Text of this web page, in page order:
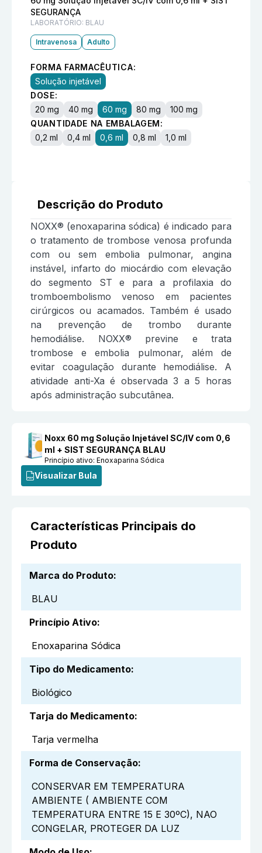
SEGURANÇA
LABORATÓRIO: BLAU
Intravenosa Adulto
FORMA FARMACÊUTICA:
Solução injetável
DOSE:
20 mg
40 mg 60 mg 80 mg
100 mg
QUANTIDADE NA EMBALAGEM:
0,2 ml
0,4 ml 0,6 ml 0,8 ml 1,0 ml
Descrição do Produto
NOXX® (enoxaparina sódica) é indicado para
o tratamento de trombose venosa profunda
com ou sem embolia pulmonar, angina
instável, infarto do miocárdio com elevação
do segmento ST e para a profilaxia do
tromboembolismo venoso em pacientes
cirúrgicos ou acamados. Também é usado
na prevenção de trombo durante
hemodiálise. NOXX® previne e trata
trombose e embolia pulmonar, além de
evitar coagulação durante hemodiálise. A
atividade anti-Xa é observada 3 a 5 horas
após administração subcutânea.
Noxx 60 mg Solução Injetável SC/IV com 0,6
ml + SIST SEGURANÇA BLAU
Princípio ativo:Enoxaparina Sódica
Visualizar Bula
Características Principais do
Produto
Marca do Produto:
BLAU
Princípio Ativo:
Enoxaparina Sódica
Tipo do Medicamento:
Biológico
Tarja do Medicamento:
Tarja vermelha
Forma de Conservação:
CONSERVAR EM TEMPERATURA
AMBIENTE ( AMBIENTE COM
TEMPERATURA ENTRE 15 E 30ºC), NAO
CONGELAR, PROTEGER DA LUZ